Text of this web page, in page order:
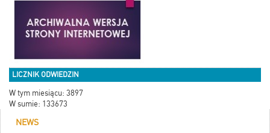
LICZNIK ODWIEDZIN
W tym miesiącu: 3897
W sumie: 133673
NEWS